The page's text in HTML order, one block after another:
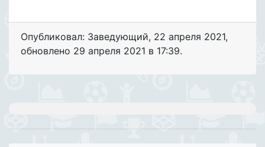
Опубликовал: Заведующий, 22 апреля 2021,
обновлено 29 апреля 2021 в 17:39.